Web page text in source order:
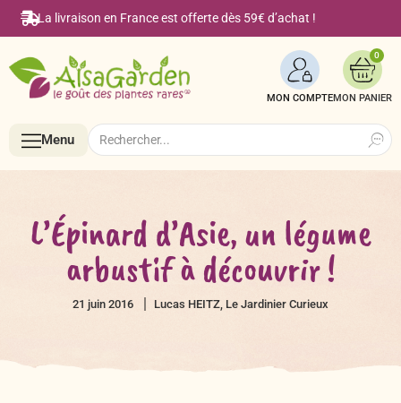
La livraison en France est offerte dès 59€ d’achat !
MON COMPTE
0
Menu
Accueil
Search
for:
L’Épinard d’Asie, un légume
arbustif à découvrir !
21 juin 2016 Lucas HEITZ, Le Jardinier Curieux